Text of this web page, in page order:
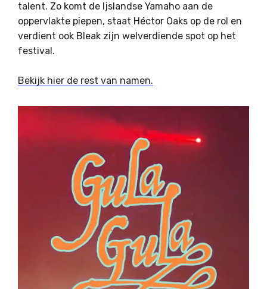
talent. Zo komt de Ijslandse Yamaho aan de
oppervlakte piepen, staat Héctor Oaks op de rol en
verdient ook Bleak zijn welverdiende spot op het
festival.
Bekijk hier de rest van namen.